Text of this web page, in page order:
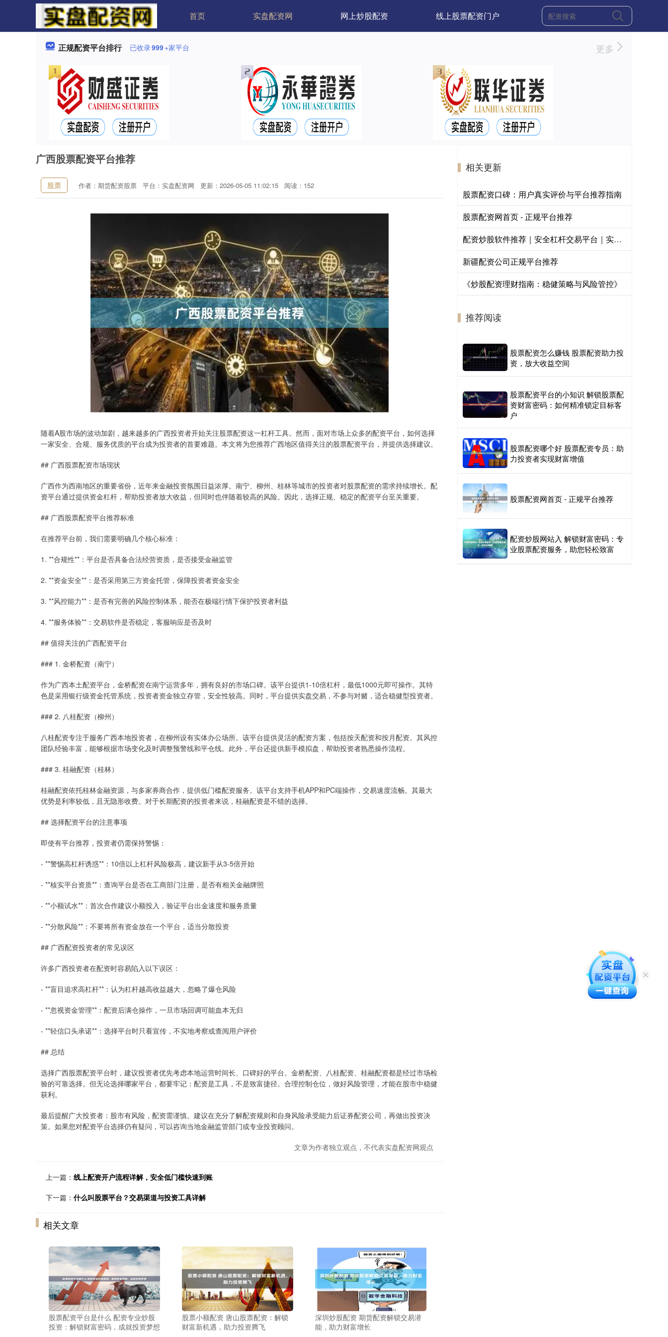
首页 实盘配资网 网上炒股配资 线上股票配资门户
正规配资平台排行 已收录999+家平台 更多
广西股票配资平台推荐
股票 作者：期货配资股票 平台：实盘配资网 更新：2026-05-05 11:02:15 阅读：152
随着A股市场的波动加剧，越来越多的广西投资者开始关注股票配资这一杠杆工具。然而，面对市场上众多的配资平台，如何选择
一家安全、合规、服务优质的平台成为投资者的首要难题。本文将为您推荐广西地区值得关注的股票配资平台，并提供选择建议。
## 广西股票配资市场现状
广西作为西南地区的重要省份，近年来金融投资氛围日益浓厚。南宁、柳州、桂林等城市的投资者对股票配资的需求持续增长。配
资平台通过提供资金杠杆，帮助投资者放大收益，但同时也伴随着较高的风险。因此，选择正规、稳定的配资平台至关重要。
## 广西股票配资平台推荐标准
在推荐平台前，我们需要明确几个核心标准：
1. **合规性**：平台是否具备合法经营资质，是否接受金融监管
2. **资金安全**：是否采用第三方资金托管，保障投资者资金安全
3. **风控能力**：是否有完善的风险控制体系，能否在极端行情下保护投资者利益
4. **服务体验**：交易软件是否稳定，客服响应是否及时
## 值得关注的广西配资平台
### 1. 金桥配资（南宁）
作为广西本土配资平台，金桥配资在南宁运营多年，拥有良好的市场口碑。该平台提供1-10倍杠杆，最低1000元即可操作。其特
色是采用银行级资金托管系统，投资者资金独立存管，安全性较高。同时，平台提供实盘交易，不参与对赌，适合稳健型投资者。
### 2. 八桂配资（柳州）
八桂配资专注于服务广西本地投资者，在柳州设有实体办公场所。该平台提供灵活的配资方案，包括按天配资和按月配资。其风控
团队经验丰富，能够根据市场变化及时调整预警线和平仓线。此外，平台还提供新手模拟盘，帮助投资者熟悉操作流程。
### 3. 桂融配资（桂林）
桂融配资依托桂林金融资源，与多家券商合作，提供低门槛配资服务。该平台支持手机APP和PC端操作，交易速度流畅。其最大
优势是利率较低，且无隐形收费。对于长期配资的投资者来说，桂融配资是不错的选择。
## 选择配资平台的注意事项
即使有平台推荐，投资者仍需保持警惕：
- **警惕高杠杆诱惑**：10倍以上杠杆风险极高，建议新手从3-5倍开始
- **核实平台资质**：查询平台是否在工商部门注册，是否有相关金融牌照
- **小额试水**：首次合作建议小额投入，验证平台出金速度和服务质量
- **分散风险**：不要将所有资金放在一个平台，适当分散投资
## 广西配资投资者的常见误区
许多广西投资者在配资时容易陷入以下误区：
- **盲目追求高杠杆**：认为杠杆越高收益越大，忽略了爆仓风险
- **忽视资金管理**：配资后满仓操作，一旦市场回调可能血本无归
- **轻信口头承诺**：选择平台时只看宣传，不实地考察或查阅用户评价
## 总结
选择广西股票配资平台时，建议投资者优先考虑本地运营时间长、口碑好的平台。金桥配资、八桂配资、桂融配资都是经过市场检
验的可靠选择。但无论选择哪家平台，都要牢记：配资是工具，不是致富捷径。合理控制仓位，做好风险管理，才能在股市中稳健
获利。
最后提醒广大投资者：股市有风险，配资需谨慎。建议在充分了解配资规则和自身风险承受能力后证券配资公司，再做出投资决
策。如果您对配资平台选择仍有疑问，可以咨询当地金融监管部门或专业投资顾问。
文章为作者独立观点，不代表实盘配资网观点
上一篇： 线上配资开户流程详解，安全低门槛快速到账
下一篇： 什么叫股票平台？交易渠道与投资工具详解
相关文章
股票配资平台是什么 配资专业炒股
投资：解锁财富密码，成就投资梦想
股票小额配资 唐山股票配资：解锁
财富新机遇，助力投资腾飞
深圳炒股配资 期货配资解锁交易潜
能，助力财富增长
相关更新
股票配资口碑：用户真实评价与平台推荐指南
股票配资网首页 - 正规平台推荐
配资炒股软件推荐｜安全杠杆交易平台｜实盘验证工具
新疆配资公司正规平台推荐
《炒股配资理财指南：稳健策略与风险管控》
推荐阅读
股票配资怎么赚钱 股票配资助力投
资，放大收益空间
股票配资平台的小知识 解锁股票配
资财富密码：如何精准锁定目标客
户
股票配资哪个好 股票配资专员：助
力投资者实现财富增值
股票配资网首页 - 正规平台推荐
配资炒股网站入 解锁财富密码：专
业股票配资服务，助您轻松致富